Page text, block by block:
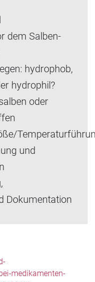
dem Salben-
hydrophob,
hydrophil?
oder
und
Dokumentation
medikamenten-